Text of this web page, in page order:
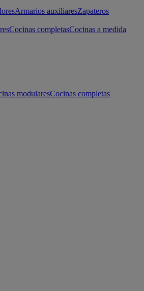
Armarios auxiliaresZapateros
Cocinas completasCocinas a medida
modularesCocinas completas